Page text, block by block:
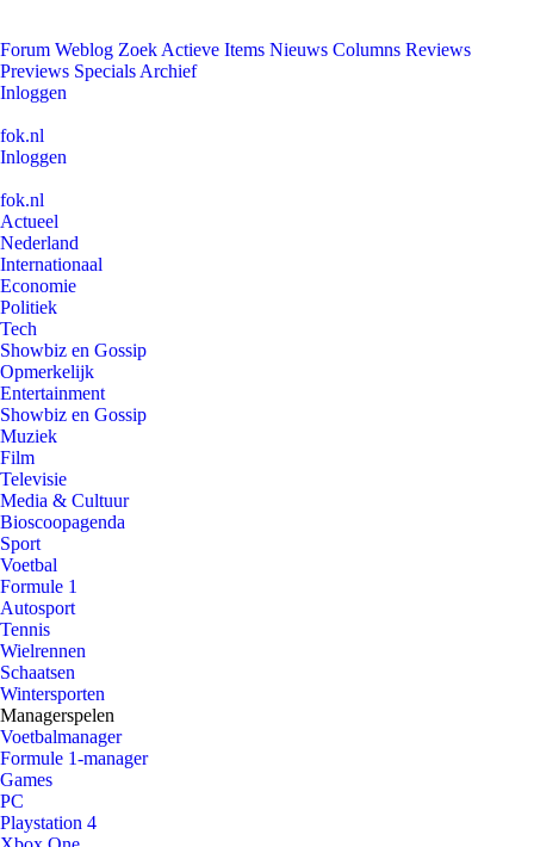
Forum Weblog Zoek Actieve Items Nieuws Columns Reviews
Previews Specials Archief
Inloggen
fok.nl
Inloggen
fok.nl
Actueel
Nederland
Internationaal
Economie
Politiek
Tech
Showbiz en Gossip
Opmerkelijk
Entertainment
Showbiz en Gossip
Muziek
Film
Televisie
Media & Cultuur
Bioscoopagenda
Sport
Voetbal
Formule 1
Autosport
Tennis
Wielrennen
Schaatsen
Wintersporten
Managerspelen
Voetbalmanager
Formule 1-manager
Games
PC
Playstation 4